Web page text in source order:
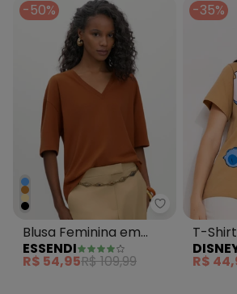
-50%
Essendi -
Blusa Feminina em
Malha Marrom
ESSENDI
R$ 54,95R$ 109,99
-35%
T-
Malha
R$